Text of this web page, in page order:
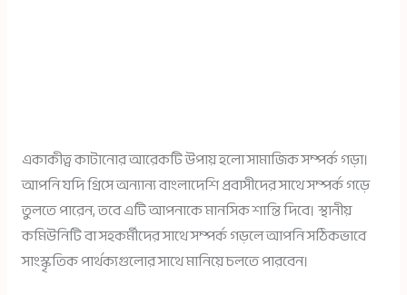
একাকীত্ব কাটানোর আরেকটি উপায় হলো সামাজিক সম্পর্ক গড়া।
আপনি যদি গ্রিসে অন্যান্য বাংলাদেশি প্রবাসীদের সাথে সম্পর্ক গড়ে
তুলতে পারেন, তবে এটি আপনাকে মানসিক শান্তি দিবে। স্থানীয়
কমিউনিটি বা সহকর্মীদের সাথে সম্পর্ক গড়লে আপনি সঠিকভাবে
সাংস্কৃতিক পার্থক্যগুলোর সাথে মানিয়ে চলতে পারবেন।